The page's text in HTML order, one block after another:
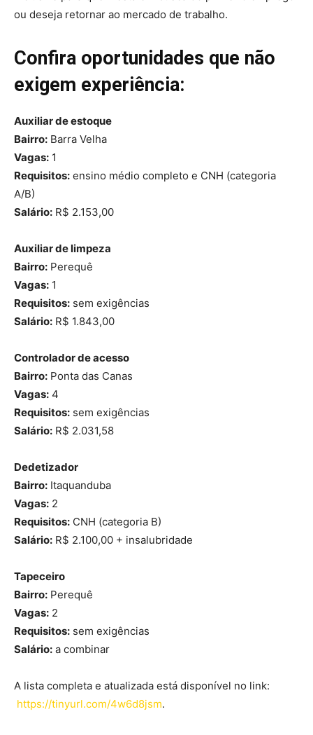
ou deseja retornar ao mercado de trabalho.
Confira oportunidades que não
exigem experiência:
Auxiliar de estoque
Bairro: Barra Velha
Vagas: 1
Requisitos: ensino médio completo e CNH (categoria
A/B)
Salário: R$ 2.153,00
Auxiliar de limpeza
Bairro: Perequê
Vagas: 1
Requisitos: sem exigências
Salário: R$ 1.843,00
Controlador de acesso
Bairro: Ponta das Canas
Vagas: 4
Requisitos: sem exigências
Salário: R$ 2.031,58
Dedetizador
Bairro: Itaquanduba
Vagas: 2
Requisitos: CNH (categoria B)
Salário: R$ 2.100,00 + insalubridade
Tapeceiro
Bairro: Perequê
Vagas: 2
Requisitos: sem exigências
Salário: a combinar
A lista completa e atualizada está disponível no link:
https://tinyurl.com/4w6d8jsm.